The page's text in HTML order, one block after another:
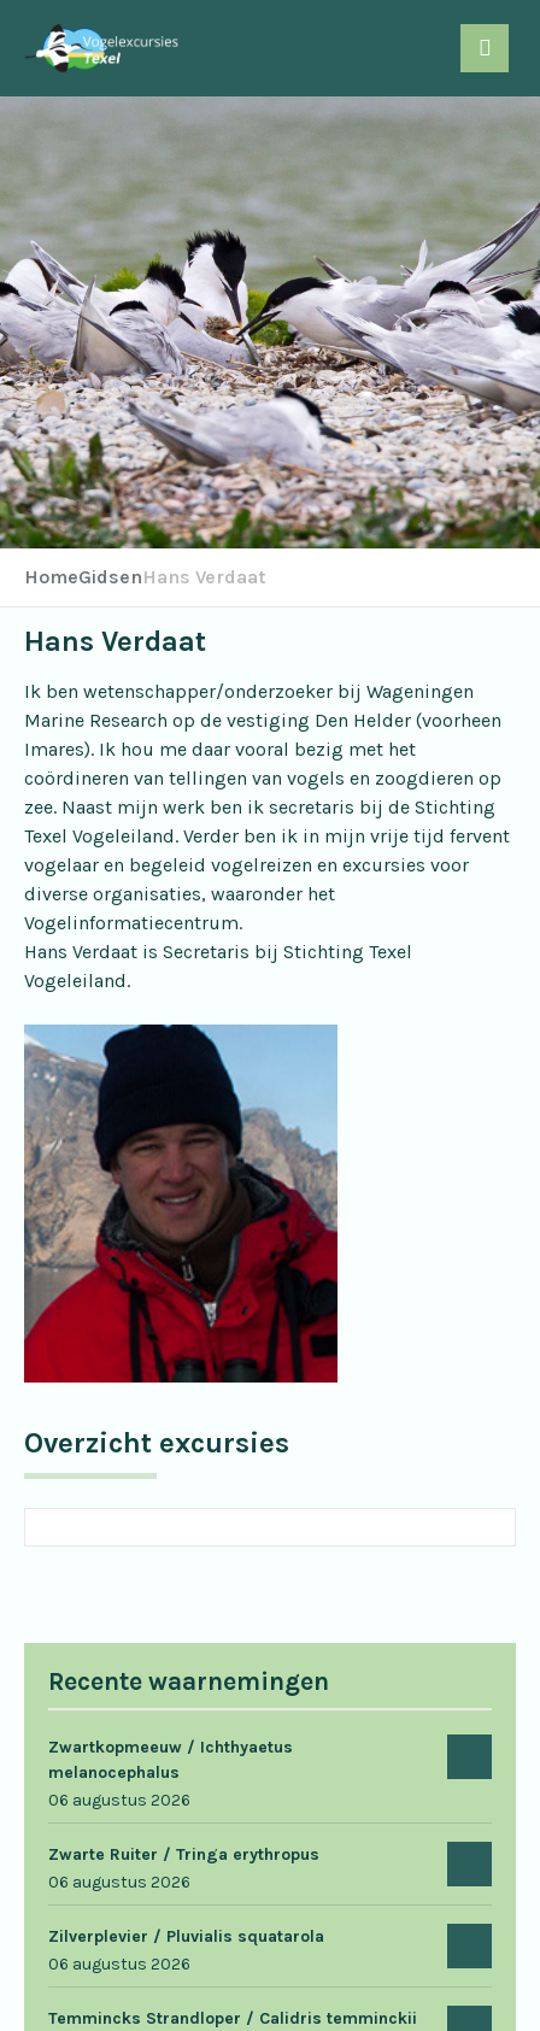
HomeGidsenHans Verdaat
Recente waarnemingen
Zwartkopmeeuw / Ichthyaetus
melanocephalus
06 augustus 2026
Zwarte Ruiter / Tringa erythropus
06 augustus 2026
Zilverplevier / Pluvialis squatarola
06 augustus 2026
Temmincks Strandloper / Calidris temminckii
Hans Verdaat
Ik ben wetenschapper/onderzoeker bij Wageningen
Marine Research op de vestiging Den Helder (voorheen
Imares). Ik hou me daar vooral bezig met het
coördineren van tellingen van vogels en zoogdieren op
zee. Naast mijn werk ben ik secretaris bij de Stichting
Texel Vogeleiland. Verder ben ik in mijn vrije tijd fervent
vogelaar en begeleid vogelreizen en excursies voor
diverse organisaties, waaronder het
Vogelinformatiecentrum.
Hans Verdaat is Secretaris bij Stichting Texel
Vogeleiland.
Overzicht excursies